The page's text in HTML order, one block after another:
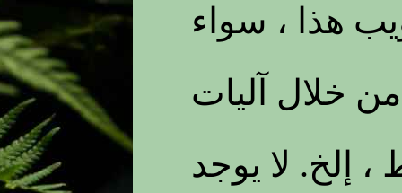
هذا ، سواء
خلال آليات
، إلخ. لا يوجد